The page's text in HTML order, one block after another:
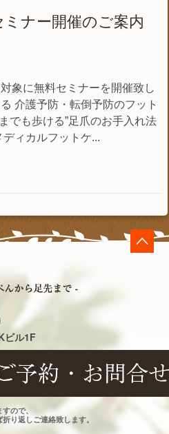
ナー開催のご案内
象に無料セミナーを開催致し
介護予防・転倒予防のフット
でも歩ける”足爪のお手入れ法
ィカルフットケ...
ビル1F
ので、
り返しご連絡致します。